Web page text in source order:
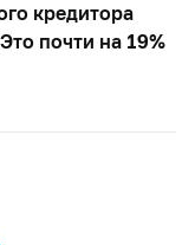
кредитора
почти на 19%